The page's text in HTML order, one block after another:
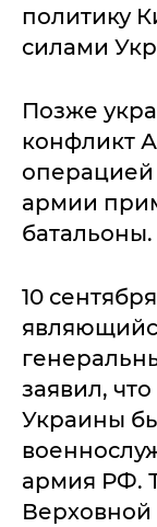
политику
силами
Позже
конфликт
операцией
армии
батальоны.
10
заявил,
Украины
армия РФ.